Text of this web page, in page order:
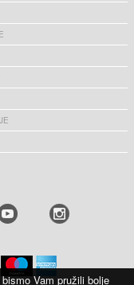
Vam pružili bolje